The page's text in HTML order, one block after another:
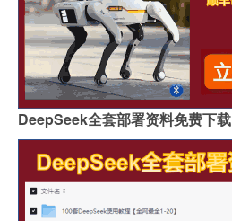
DeepSeek全套部署资料免费下载